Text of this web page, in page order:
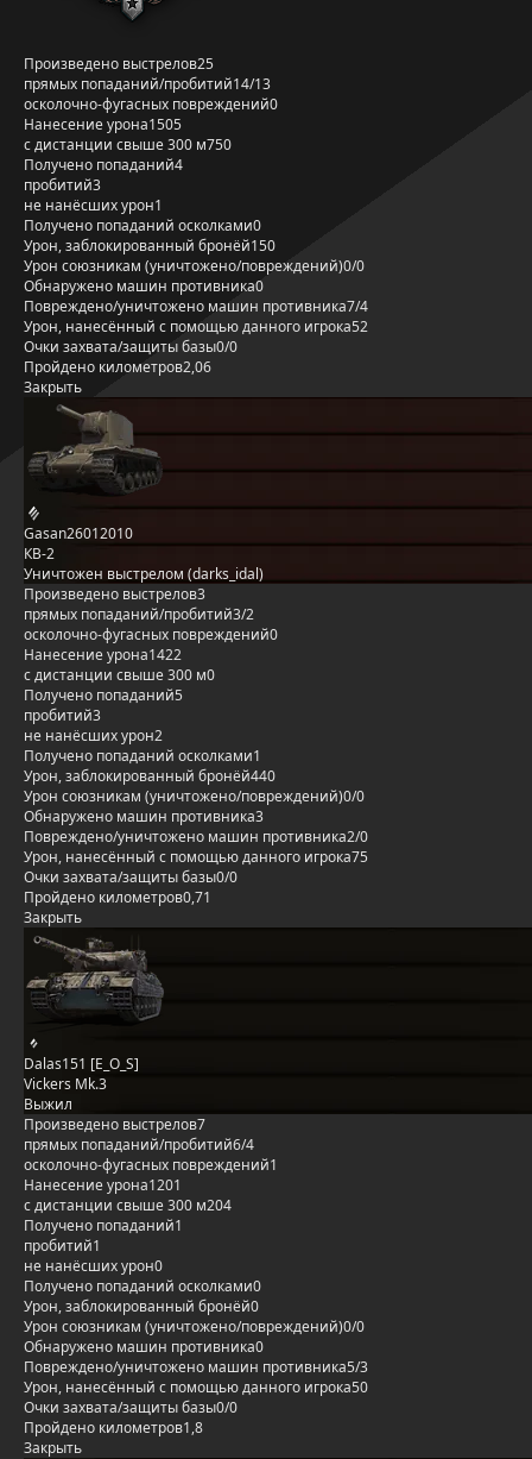
Произведено выстрелов25
прямых попаданий/пробитий14/13
осколочно-фугасных повреждений0
Нанесение урона1505
с дистанции свыше 300 м750
Получено попаданий4
пробитий3
не нанёсших урон1
Получено попаданий осколками0
Урон, заблокированный бронёй150
Урон союзникам (уничтожено/повреждений)0/0
Обнаружено машин противника0
Повреждено/уничтожено машин противника7/4
Урон, нанесённый с помощью данного игрока52
Очки захвата/защиты базы0/0
Пройдено километров2,06
Закрыть
Gasan26012010
КВ-2
Уничтожен выстрелом (darks_idal)
Произведено выстрелов3
прямых попаданий/пробитий3/2
осколочно-фугасных повреждений0
Нанесение урона1422
с дистанции свыше 300 м0
Получено попаданий5
пробитий3
не нанёсших урон2
Получено попаданий осколками1
Урон, заблокированный бронёй440
Урон союзникам (уничтожено/повреждений)0/0
Обнаружено машин противника3
Повреждено/уничтожено машин противника2/0
Урон, нанесённый с помощью данного игрока75
Очки захвата/защиты базы0/0
Пройдено километров0,71
Закрыть
Dalas151 [E_O_S]
Vickers Mk.3
Выжил
Произведено выстрелов7
прямых попаданий/пробитий6/4
осколочно-фугасных повреждений1
Нанесение урона1201
с дистанции свыше 300 м204
Получено попаданий1
пробитий1
не нанёсших урон0
Получено попаданий осколками0
Урон, заблокированный бронёй0
Урон союзникам (уничтожено/повреждений)0/0
Обнаружено машин противника0
Повреждено/уничтожено машин противника5/3
Урон, нанесённый с помощью данного игрока50
Очки захвата/защиты базы0/0
Пройдено километров1,8
Закрыть